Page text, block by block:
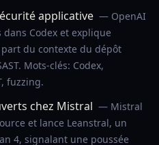
applicative — OpenAI
Codex et explique
du contexte du dépôt
Mots-clés: Codex,
fuzzing.
chez Mistral — Mistral
et lance Leanstral, un
4, signalant une poussée